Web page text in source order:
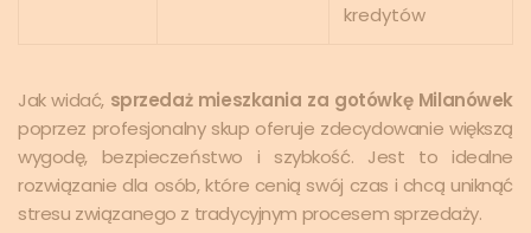
kredytów
Jak widać, sprzedaż mieszkania za gotówkę Milanówek
poprzez profesjonalny skup oferuje zdecydowanie większą
wygodę, bezpieczeństwo i szybkość. Jest to idealne
rozwiązanie dla osób, które cenią swój czas i chcą uniknąć
stresu związanego z tradycyjnym procesem sprzedaży.